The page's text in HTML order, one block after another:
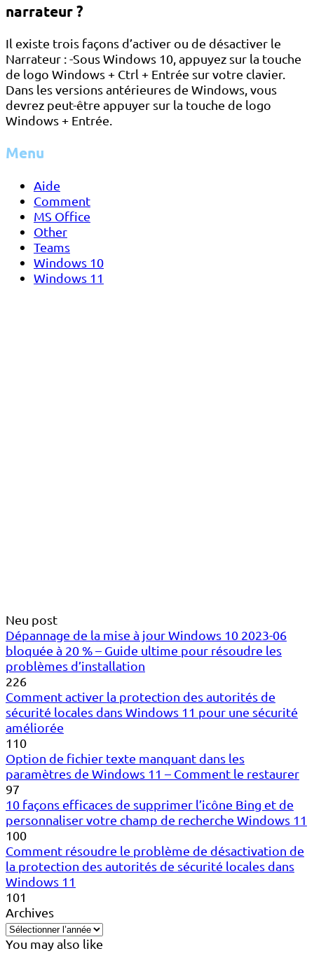
narrateur ?
Il existe trois façons d’activer ou de désactiver le
Narrateur : -Sous Windows 10, appuyez sur la touche
de logo Windows + Ctrl + Entrée sur votre clavier.
Dans les versions antérieures de Windows, vous
devrez peut-être appuyer sur la touche de logo
Windows + Entrée.
Menu
Aide
Comment
MS Office
Other
Teams
Windows 10
Windows 11
Neu post
Dépannage de la mise à jour Windows 10 2023-06
bloquée à 20 % – Guide ultime pour résoudre les
problèmes d’installation
226
Comment activer la protection des autorités de
sécurité locales dans Windows 11 pour une sécurité
améliorée
110
Option de fichier texte manquant dans les
paramètres de Windows 11 – Comment le restaurer
97
10 façons efficaces de supprimer l’icône Bing et de
personnaliser votre champ de recherche Windows 11
100
Comment résoudre le problème de désactivation de
la protection des autorités de sécurité locales dans
Windows 11
101
Archives
You may also like